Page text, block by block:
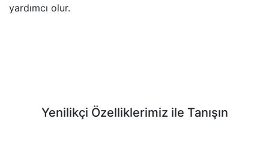
yardımcı olur.
Yenilikçi Özelliklerimiz ile Tanışın